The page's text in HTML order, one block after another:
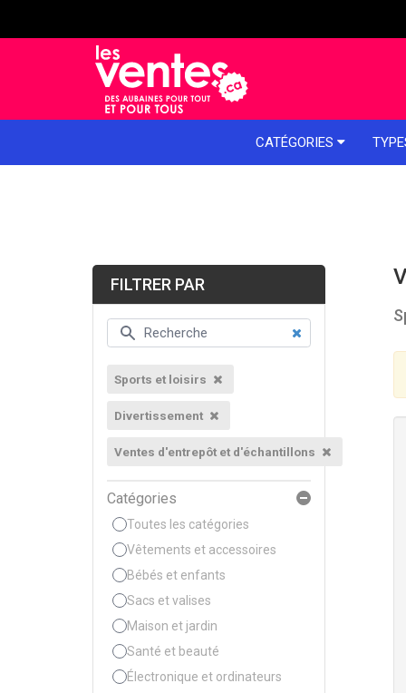
CATÉGORIES
FILTRER PAR
Sports et loisirs
Divertissement
Ventes d'entrepôt et d'échantillons
Catégories
Toutes les catégories
Vêtements et accessoires
Bébés et enfants
Sacs et valises
Maison et jardin
Santé et beauté
Électronique et ordinateurs